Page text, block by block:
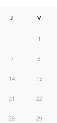
J V
1
7 8
14 15
21 22
28 29